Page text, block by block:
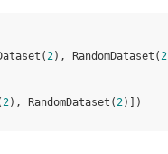
(2), RandomDataset (2
2), RandomDataset (2)])